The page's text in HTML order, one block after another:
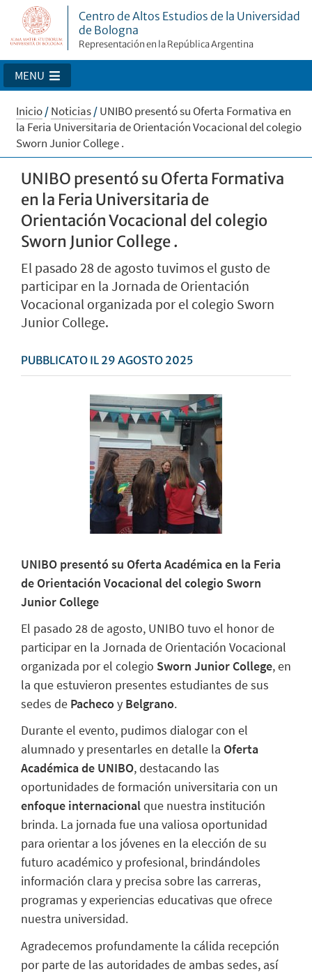
Centro de Altos Estudios de la Universidad
de Bologna
Representación en la República Argentina
MENU
Inicio/Noticias/UNIBO presentó su Oferta Formativa en
la Feria Universitaria de Orientación Vocacional del colegio
Sworn Junior College .
UNIBO presentó su Oferta Formativa
en la Feria Universitaria de
Orientación Vocacional del colegio
Sworn Junior College .
El pasado 28 de agosto tuvimos el gusto de
participar en la Jornada de Orientación
Vocacional organizada por el colegio Sworn
Junior College.
PUBBLICATO IL 29 AGOSTO 2025
UNIBO presentó su Oferta Académica en la Feria
de Orientación Vocacional del colegio Sworn
Junior College
El pasado 28 de agosto, UNIBO tuvo el honor de
participar en la Jornada de Orientación Vocacional
organizada por el colegio Sworn Junior College, en
la que estuvieron presentes estudiantes de sus
sedes de Pachecoy Belgrano.
Durante el evento, pudimos dialogar con el
alumnado y presentarles en detalle la Oferta
Académica de UNIBO, destacando las
oportunidades de formación universitaria con un
enfoque internacionalque nuestra institución
brinda. La jornada fue una valiosa oportunidad
para orientar a los jóvenes en la elección de su
futuro académico y profesional, brindándoles
información clara y precisa sobre las carreras,
programas y experiencias educativas que ofrece
nuestra universidad.
Agradecemos profundamente la cálida recepción
por parte de las autoridades de ambas sedes, así